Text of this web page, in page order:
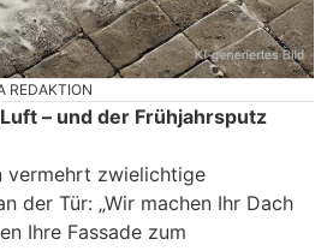
REDAKTION
– und der Frühjahrsputz
vermehrt zwielichtige
der Tür: „Wir machen Ihr Dach
Ihre Fassade zum